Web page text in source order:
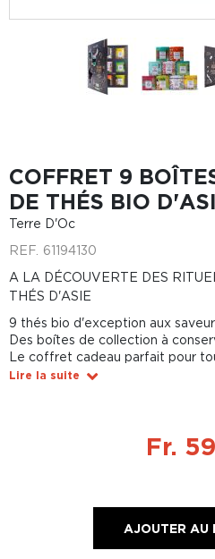
COFFRET 9
DE THÉS BIO
Terre D'Oc
REF. 61194130
A LA DÉCOUVERTE DES
THÉS D'ASIE
9 thés bio d'exception aux
Des boîtes de collection à
Le coffret cadeau parfait pour
Lire la suite
Fr.
AJOUTER AU